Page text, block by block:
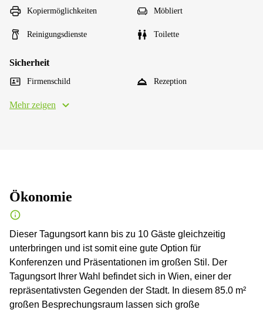
Kopiermöglichkeiten Möbliert
Reinigungsdienste Toilette
Sicherheit
Firmenschild Rezeption
Mehr zeigen
Ökonomie
Dieser Tagungsort kann bis zu 10 Gäste gleichzeitig
unterbringen und ist somit eine gute Option für
Konferenzen und Präsentationen im großen Stil. Der
Tagungsort Ihrer Wahl befindet sich in Wien, einer der
repräsentativsten Gegenden der Stadt. In diesem 85.0 m²
großen Besprechungsraum lassen sich große